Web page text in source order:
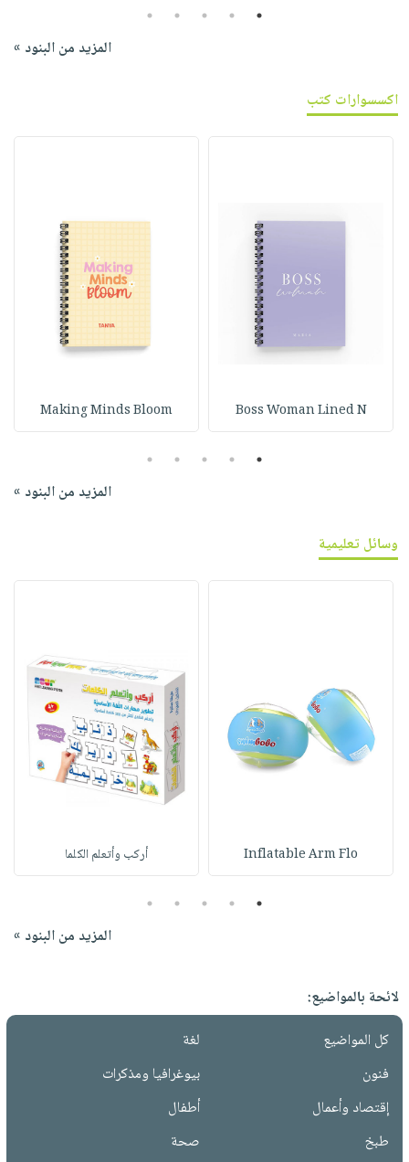
1
2
3
4
5
المزيد من البنود »
اكسسوارات كتب
Boss Woman Lined N
Making Minds Bloom
1
2
3
4
5
المزيد من البنود »
وسائل تعليمية
Inflatable Arm Flo أركب وأتعلم الكلما
1
2
3
4
5
المزيد من البنود »
لائحة بالمواضيع:
كل المواضيع
لغة
فنون
بيوغرافيا ومذكرات
إقتصاد وأعمال
أطفال
طبخ
صحة